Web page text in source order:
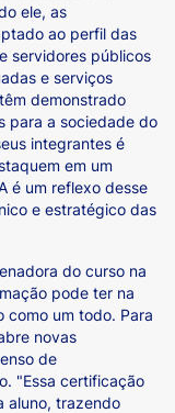
ele, as
ao perfil das
servidores públicos
e serviços
demonstrado
para a sociedade do
integrantes é
em um
é um reflexo desse
e estratégico das
do curso na
pode ter na
como um todo. Para
novas
de
"Essa certificação
aluno, trazendo